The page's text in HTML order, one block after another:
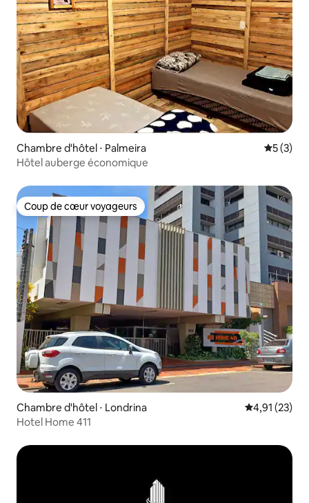
Chambre d'hôtel ⋅ Palmeira
5 (3)
Hôtel auberge économique
Coup de cœur voyageurs
Coup de cœur voyageurs
Chambre d'hôtel ⋅ Londrina Évaluation
4,91 (23)
Hotel Home 411